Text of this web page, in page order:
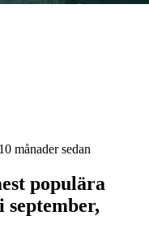
10 månader sedan
populära